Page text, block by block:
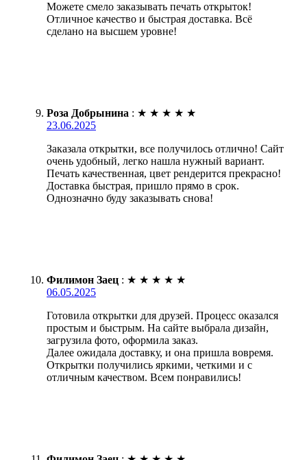
Можете смело заказывать печать открыток!
Отличное качество и быстрая доставка. Всё
сделано на высшем уровне!
Роза Добрынина : ★ ★ ★ ★ ★
23.06.2025
Заказала открытки, все получилось отлично! Сайт
очень удобный, легко нашла нужный вариант.
Печать качественная, цвет рендерится прекрасно!
Доставка быстрая, пришло прямо в срок.
Однозначно буду заказывать снова!
Филимон Заец : ★ ★ ★ ★ ★
06.05.2025
Готовила открытки для друзей. Процесс оказался
простым и быстрым. На сайте выбрала дизайн,
загрузила фото, оформила заказ.
Далее ожидала доставку, и она пришла вовремя.
Открытки получились яркими, четкими и с
отличным качеством. Всем понравились!